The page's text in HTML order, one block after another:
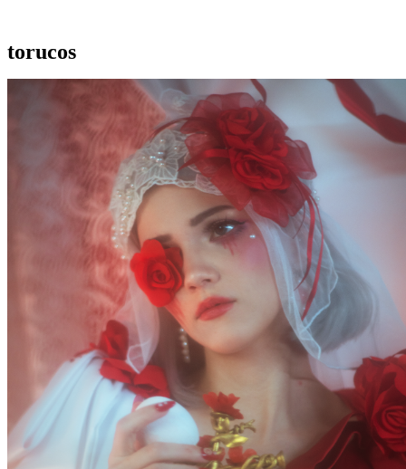
torucos